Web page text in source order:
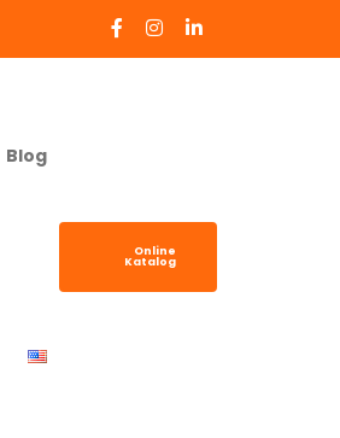
Blog
Online
Katalog